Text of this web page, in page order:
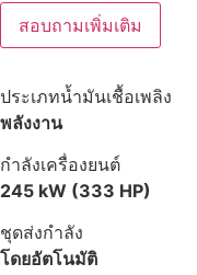
สอบถามเพิ่มเติม
ประเภทน้ำมันเชื้อเพลิง
พลังงาน
กำลังเครื่องยนต์
245 kW (333 HP)
ชุดส่งกำลัง
โดยอัตโนมัติ